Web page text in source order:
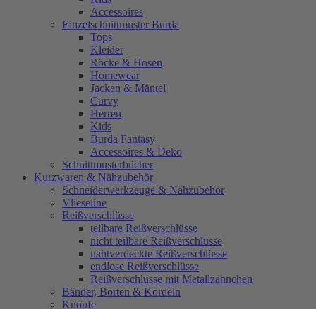
Accessoires
Einzelschnittmuster Burda
Tops
Kleider
Röcke & Hosen
Homewear
Jacken & Mäntel
Curvy
Herren
Kids
Burda Fantasy
Accessoires & Deko
Schnittmusterbücher
Kurzwaren & Nähzubehör
Schneiderwerkzeuge & Nähzubehör
Vlieseline
Reißverschlüsse
teilbare Reißverschlüsse
nicht teilbare Reißverschlüsse
nahtverdeckte Reißverschlüsse
endlose Reißverschlüsse
Reißverschlüsse mit Metallzähnchen
Bänder, Borten & Kordeln
Knöpfe